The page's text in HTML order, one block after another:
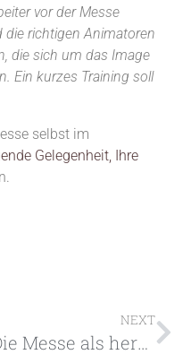
vor der Messe
richtigen Animatoren
die sich um das Image
Ein kurzes Training soll
selbst im
Gelegenheit, Ihre
NEXT
Die Messe als hervorragende Gelegenheit, Ihre Produkte zu bewerben